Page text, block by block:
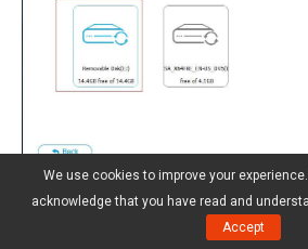
Maintenant, MiniTool Mobile
analyse la carte SD. Après
We use cookies to improve your
acknowledge that you have read and
Accept